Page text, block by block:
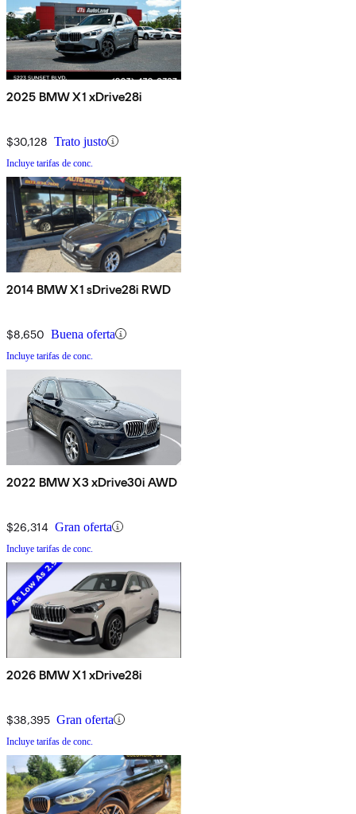
2025 BMW X1 xDrive28i
$30,128 Trato justo
Incluye tarifas de conc.
2014 BMW X1 sDrive28i RWD
$8,650 Buena oferta
Incluye tarifas de conc.
2022 BMW X3 xDrive30i AWD
$26,314 Gran oferta
Incluye tarifas de conc.
2026 BMW X1 xDrive28i
$38,395 Gran oferta
Incluye tarifas de conc.